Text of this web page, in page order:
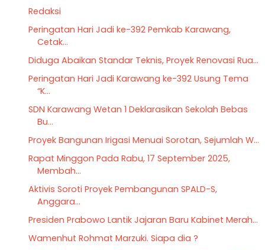
Redaksi
Peringatan Hari Jadi ke-392 Pemkab Karawang,
Cetak...
Diduga Abaikan Standar Teknis, Proyek Renovasi Rua...
Peringatan Hari Jadi Karawang ke-392 Usung Tema
“K...
SDN Karawang Wetan 1 Deklarasikan Sekolah Bebas
Bu...
Proyek Bangunan Irigasi Menuai Sorotan, Sejumlah W...
Rapat Minggon Pada Rabu, 17 September 2025,
Membah...
Aktivis Soroti Proyek Pembangunan SPALD-S,
Anggara...
Presiden Prabowo Lantik Jajaran Baru Kabinet Merah...
Wamenhut Rohmat Marzuki. Siapa dia ?